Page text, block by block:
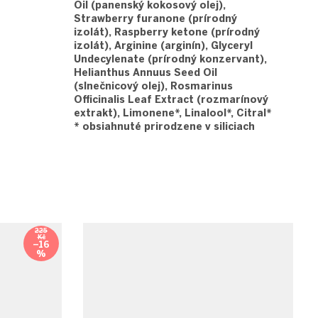
225
Kč
–16
%
Oil (panenský kokosový olej),
Strawberry furanone (prírodný
izolát), Raspberry ketone (prírodný
izolát), Arginine (arginín), Glyceryl
Undecylenate (prírodný konzervant),
Helianthus Annuus Seed Oil
(slnečnicový olej), Rosmarinus
Officinalis Leaf Extract (rozmarínový
extrakt), Limonene*, Linalool*, Citral*
* obsiahnuté prirodzene v siliciach